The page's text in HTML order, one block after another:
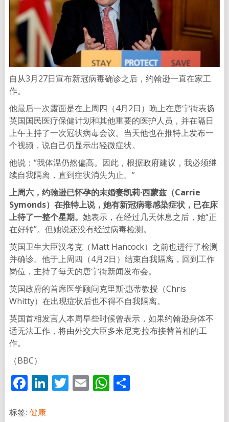
自从3月27日宣布新冠病毒确诊之后，约翰逊一直在家工
作。
他最后一次露面是在上周四（4月2日）晚上在唐宁街表扬
英国国民医疗保健计划和其他重要的医护人员，并在隔日
上午主持了一次冠状病毒会议。当天他也在推特上发布一
个视频，说自己仍显示出轻微症状。
他说：“我体温仍然偏高。因此，根据政府建议，我必须继
续自我隔离，直到症状消失为止。”
上周六，约翰逊已怀孕的未婚妻凯莉·西蒙兹（Carrie
Symonds）在推特上说，她有新冠病毒感染症状，已在床
上待了一整个星期。 她表示，在经过几天休息之后，她“正
在好转”。但她说还没有经过病毒检测。
英国卫生大臣汉考克（Matt Hancock）之前也进行了检测
并确诊。他于上周四（4月2日）结束自我隔离，回到工作
岗位，主持了每天的唐宁街新闻发布会。
英国政府的首席医学顾问克里斯·惠蒂教授（Chris
Whitty）在出现症状后也不得不自我隔离。
英国首相发言人本周早些时候曾表示，如果约翰逊身体不
适无法工作，将由外交大臣多米尼克·拉布接替首相的工
作。
（BBC）
Facebook
LinkedIn
Twitter
EmailWhatsApp
分
标签: 健康